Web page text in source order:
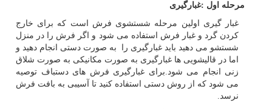
مرحله اول :غبارگیری
غبار گیری اولین مرحله شستشوی فرش است که برای خارج
کردن گرد و غبار فرش استفاده می شود و اگر فرش را در منزل
شستشو می دهید باید غبارگیری را به صورت دستی انجام دهید و
اما در قالیشویی ها غبارگیری به صورت مکانیکی به صورت شلاق
زنی انجام می شود.برای غبارگیری فرش های دستباف توصیه
می شود که از روش دستی استفاده کنید تا آسیبی به بافت فرش
نرسد.